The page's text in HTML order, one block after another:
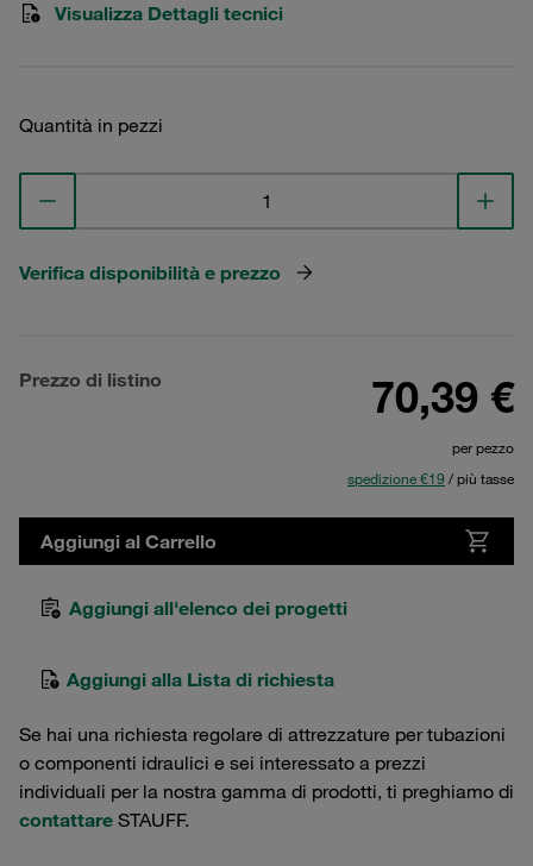
Visualizza Dettagli tecnici
Quantità in pezzi
Verifica disponibilità e prezzo
Prezzo di listino 70,39 €
per pezzo
spedizione €19 / più tasse
Aggiungi al Carrello
Aggiungi all'elenco dei progetti
Aggiungi alla Lista di richiesta
Se hai una richiesta regolare di attrezzature per tubazioni
o componenti idraulici e sei interessato a prezzi
individuali per la nostra gamma di prodotti, ti preghiamo di
contattare STAUFF.